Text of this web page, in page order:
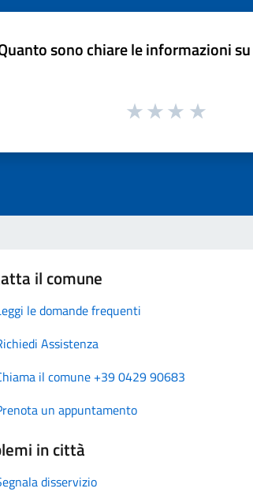
sono chiare le informazioni
il comune
le domande frequenti
Assistenza
il comune +39 0429 90683
un appuntamento
in città
disservizio